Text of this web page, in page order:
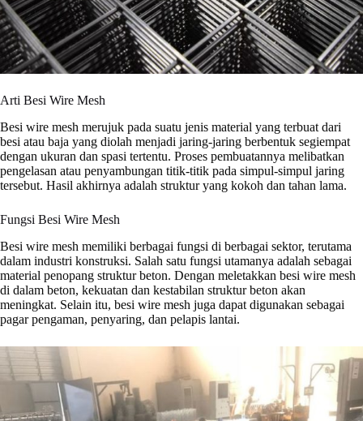
Arti Besi Wire Mesh
Besi wire mesh merujuk pada suatu jenis material yang terbuat dari
besi atau baja yang diolah menjadi jaring-jaring berbentuk segiempat
dengan ukuran dan spasi tertentu. Proses pembuatannya melibatkan
pengelasan atau penyambungan titik-titik pada simpul-simpul jaring
tersebut. Hasil akhirnya adalah struktur yang kokoh dan tahan lama.
Fungsi Besi Wire Mesh
Besi wire mesh memiliki berbagai fungsi di berbagai sektor, terutama
dalam industri konstruksi. Salah satu fungsi utamanya adalah sebagai
material penopang struktur beton. Dengan meletakkan besi wire mesh
di dalam beton, kekuatan dan kestabilan struktur beton akan
meningkat. Selain itu, besi wire mesh juga dapat digunakan sebagai
pagar pengaman, penyaring, dan pelapis lantai.